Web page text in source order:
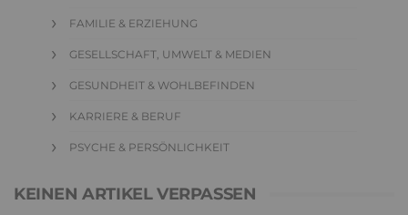
FAMILIE & ERZIEHUNG
GESELLSCHAFT, UMWELT & MEDIEN
GESUNDHEIT & WOHLBEFINDEN
KARRIERE & BERUF
PSYCHE & PERSÖNLICHKEIT
KEINEN ARTIKEL VERPASSEN